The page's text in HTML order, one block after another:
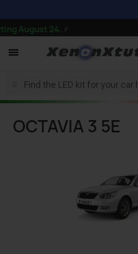
August 24.⚡
OCTAVIA 3 5E